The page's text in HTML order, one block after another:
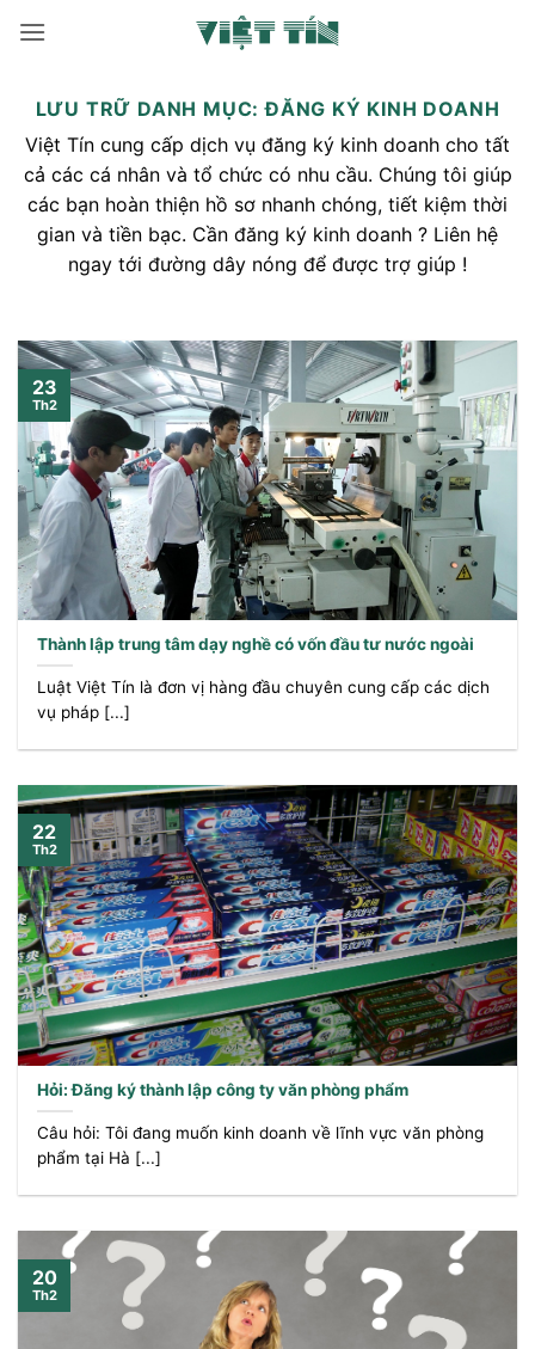
qua
dungLƯU TRỮ DANH MỤC:ĐĂNG KÝ KINH DOANH
Việt Tín cung cấp dịch vụ đăng ký kinh doanh cho tất
cả các cá nhân và tổ chức có nhu cầu. Chúng tôi giúp
các bạn hoàn thiện hồ sơ nhanh chóng, tiết kiệm thời
gian và tiền bạc. Cần đăng ký kinh doanh ? Liên hệ
ngay tới đường dây nóng để được trợ giúp !
Thành lập trung tâm dạy nghề có vốn đầu tư nước ngoài
Luật Việt Tín là đơn vị hàng đầu chuyên cung cấp các dịch
vụ pháp [...]
23
Th2
Hỏi: Đăng ký thành lập công ty văn phòng phẩm
Câu hỏi: Tôi đang muốn kinh doanh về lĩnh vực văn phòng
phẩm tại Hà [...]
22
Th2
20
Th2